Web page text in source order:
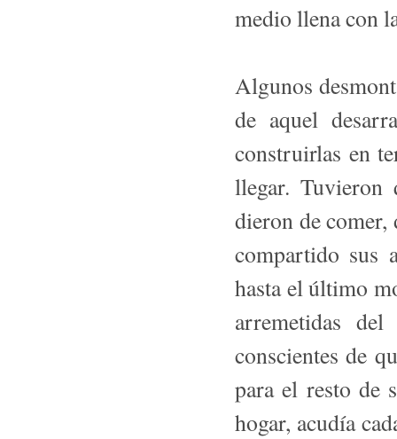
me­dio llena con
Algunos
de aquel
construirlas en
llegar. Tuvieron
dieron de comer,
compartido sus
hasta el último
arremetidas
conscientes de
para el resto de
hogar, acudía